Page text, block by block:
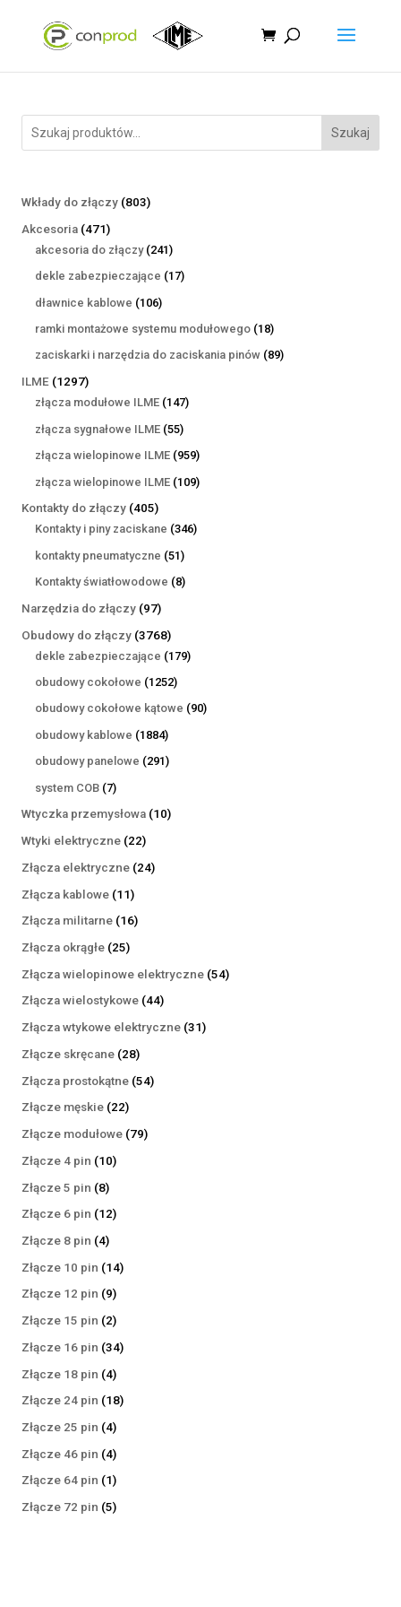
Szukaj
Wkłady do złączy 803803
Akcesoria 471471
produktów
akcesoria do złączy 241241
produktów
dekle zabezpieczające 1717
dławnice kablowe 106106
produktów
ramki montażowe systemu modułowego 1818
produktów
zaciskarki i narzędzia do zaciskania pinów 8989
ILME 12971297
produktów
złącza modułowe ILME 147147
złącza sygnałowe ILME 5555
produktów
złącza wielopinowe ILME 959959
produktów
złącza wielopinowe ILME 109109
Kontakty do złączy 405405
produktów
Kontakty i piny zaciskane 346346
kontakty pneumatyczne 5151
produktów
Kontakty światłowodowe 88
Narzędzia do złączy 9797
produktów
Obudowy do złączy 37683768
produktów
dekle zabezpieczające 179179
obudowy cokołowe 12521252
produkty
obudowy cokołowe kątowe 9090
obudowy kablowe 18841884
produkty
obudowy panelowe 291291
system COB 77
produktów
Wtyczka przemysłowa 1010
Wtyki elektryczne 2222
produkty
Złącza elektryczne 2424
Złącza kablowe 1111
produktów
Złącza militarne 1616
Złącza okrągłe 2525
produktów
Złącza wielopinowe elektryczne 5454
Złącza wielostykowe 4444
produkty
Złącza wtykowe elektryczne 3131
Złącze skręcane 2828
produktów
Złącza prostokątne 5454
Złącze męskie 2222
produkty
Złącze modułowe 7979
Złącze 4 pin 1010
Złącze 5 pin 88
produktów
Złącze 6 pin 1212
Złącze 8 pin 44
produkty
Złącze 10 pin 1414
Złącze 12 pin 99
produktów
Złącze 15 pin 22
produkty
Złącze 16 pin 3434
Złącze 18 pin 44
produkty
Złącze 24 pin 1818
Złącze 25 pin 44
produkty
Złącze 46 pin 44
produkty
Złącze 64 pin 11
produkt
Złącze 72 pin 55